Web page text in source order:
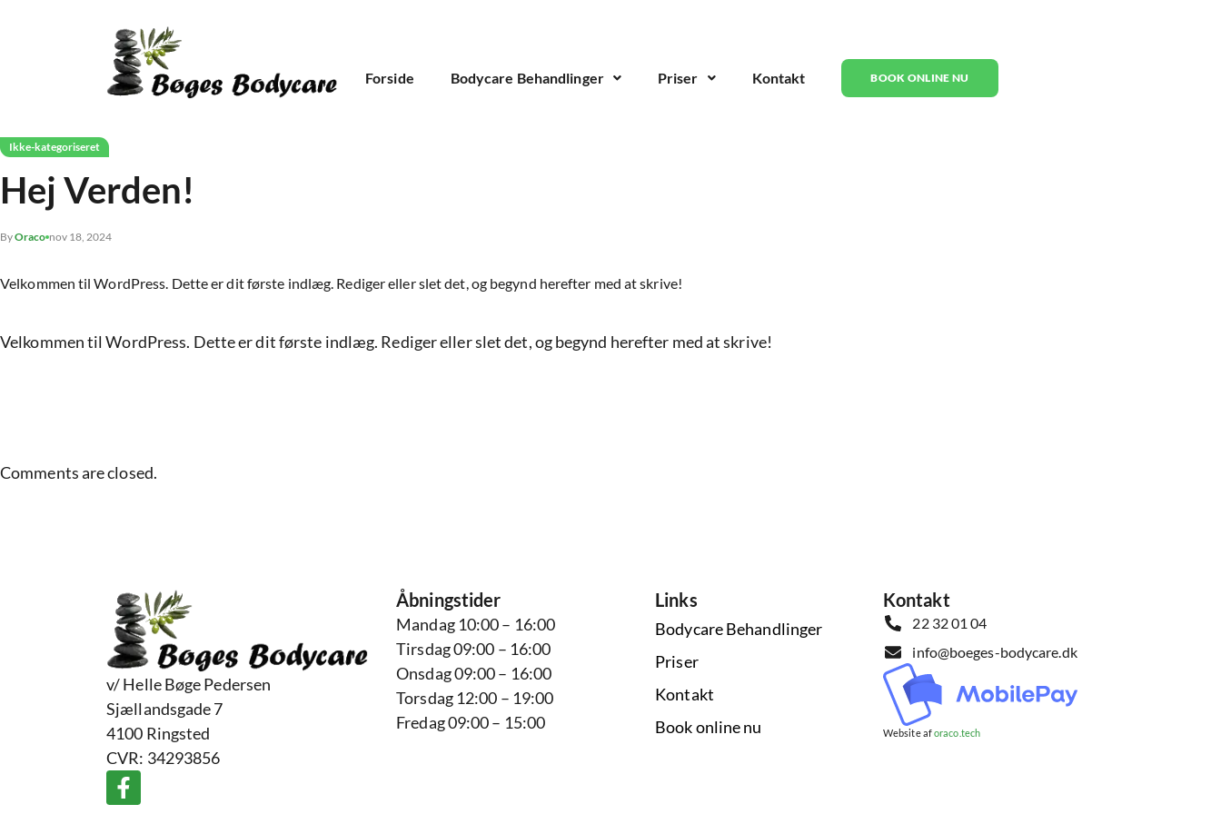
Forside Bodycare Behandlinger Priser Kontakt BOOK ONLINE NU
Ikke-kategoriseret
Hej Verden!
nov 18, 2024
ByOraco
Velkommen til WordPress. Dette er dit første indlæg. Rediger eller slet det, og begynd herefter med at skrive!
Velkommen til WordPress. Dette er dit første indlæg. Rediger eller slet det, og begynd herefter med at skrive!
Comments are closed.
v/ Helle Bøge Pedersen
Sjællandsgade 7
4100 Ringsted
CVR: 34293856
Åbningstider
Mandag 10:00 – 16:00
Tirsdag 09:00 – 16:00
Onsdag 09:00 – 16:00
Torsdag 12:00 – 19:00
Fredag 09:00 – 15:00
Links
Bodycare Behandlinger
Priser
Kontakt
Book online nu
Kontakt
22 32 01 04
info@boeges-bodycare.dk
Website aforaco.tech